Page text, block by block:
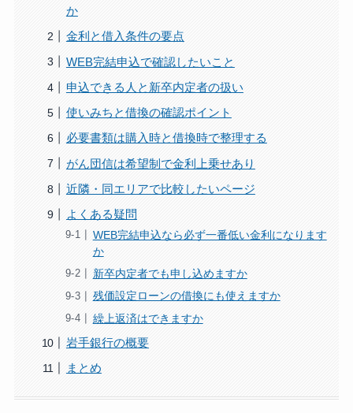
か
金利と借入条件の要点
WEB完結申込で確認したいこと
申込できる人と新卒内定者の扱い
使いみちと借換の確認ポイント
必要書類は購入時と借換時で整理する
がん団信は希望制で金利上乗せあり
近隣・同エリアで比較したいページ
よくある疑問
WEB完結申込なら必ず一番低い金利になります
か
新卒内定者でも申し込めますか
残価設定ローンの借換にも使えますか
繰上返済はできますか
岩手銀行の概要
まとめ